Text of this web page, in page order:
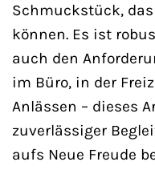
Schmuckstück,
können. Es ist
auch den
im Büro, in der
Anlässen – dieses
zuverlässiger
aufs Neue Freude